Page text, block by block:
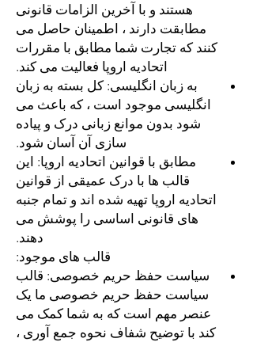
هستند و با آخرین الزامات قانونی
مطابقت دارند ، اطمینان حاصل می
کنند که تجارت شما مطابق با مقررات
اتحادیه اروپا فعالیت می کند.
به زبان انگلیسی: کل بسته به زبان
انگلیسی موجود است ، که باعث می
شود بدون موانع زبانی درک و پیاده
سازی آن آسان شود.
مطابق با قوانین اتحادیه اروپا: این
قالب ها با درک عمیقی از قوانین
اتحادیه اروپا تهیه شده اند و تمام جنبه
های قانونی اساسی را پوشش می
دهند.
قالب های موجود:
سیاست حفظ حریم خصوصی: قالب
سیاست حفظ حریم خصوصی ما یک
عنصر مهم است که به شما کمک می
کند با توضیح شفاف نحوه جمع آوری ،